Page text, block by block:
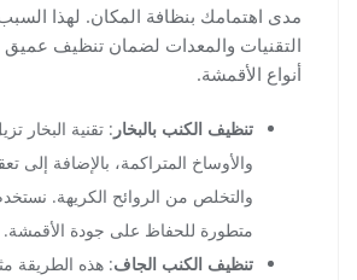
مدى اهتمامك بنظافة المكان. لهذا
التقنيات والمعدات لضمان تنظيف عميق
أنواع الأقمشة.
تنظيف الكنب بالبخار : تقنية البخار
والأوساخ المتراكمة، بالإضافة إلى
والتخلص من الروائح الكريهة.
متطورة للحفاظ على جودة الأقمشة.
تنظيف الكنب الجاف: هذه الطريقة